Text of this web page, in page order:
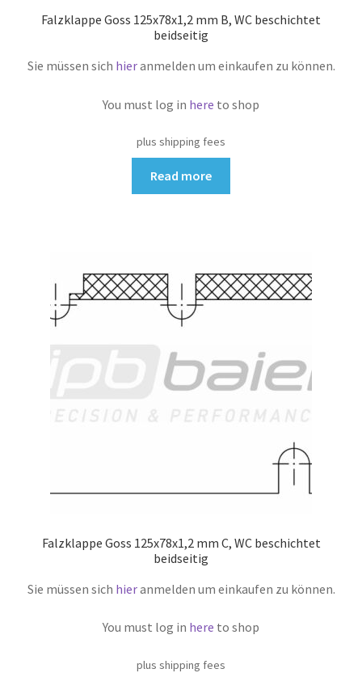
Falzklappe Goss 125x78x1,2 mm B, WC beschichtet
beidseitig
Sie müssen sich hieranmelden um einkaufen zu können.
You must log in here to shop
plus shipping fees
Read more
Falzklappe Goss 125x78x1,2 mm C, WC beschichtet
beidseitig
Sie müssen sich hieranmelden um einkaufen zu können.
You must log in here to shop
plus shipping fees